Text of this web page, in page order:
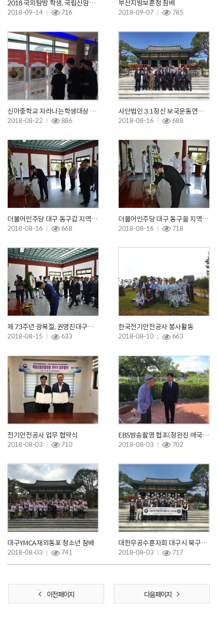
2018 국외탐방 학생, 국립신암선열공원 탐방 및 참배
2018-09-14 716
부산지방보훈청 참배
2018-09-07 785
신아중학교 자라나는학생대상 &quot;문화재 태극기 특별 사진전&quot; 개최
2018-08-22 886
사단법인 3.1정신 보국운동연합 참배
2018-08-16 688
더불어민주당 대구 동구갑 지역위원회 참배
2018-08-16 668
더불어민주당 대구 동구을 지역위원회 참배
2018-08-16 718
제 73주년 광복절, 권영진대구시장 참배
2018-08-15 633
한국전기안전공사 봉사활동
2018-08-10 663
전기안전공사 업무 협약식
2018-08-03 710
EBS방송촬영 협조(정완진 애국지사)
2018-08-03 702
대구YMCA재외동포 청소년 참배
2018-08-03 741
대한무공수훈자회 대구시 북구지회 참배
2018-08-03 717
이전 페이지 다음 페이지